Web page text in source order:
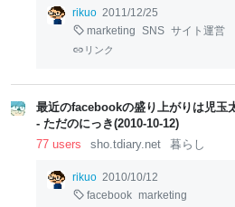
rikuo 2011/12/25
marketing SNS サイト運営
リンク
最近のfacebookの盛り上がりは児玉
- ただのにっき(2010-10-12)
77 users
sho.tdiary.net 暮らし
rikuo 2010/10/12
facebook marketing